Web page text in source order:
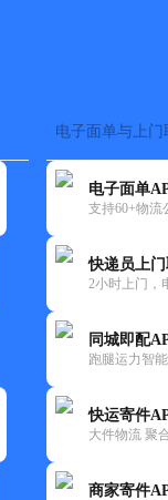
电子面单与上门
电子面单
支持60+物流
快递员上
2小时上门，
同城即配
跑腿运力智
快运寄件
大件物流 聚
商家寄件
快递时效